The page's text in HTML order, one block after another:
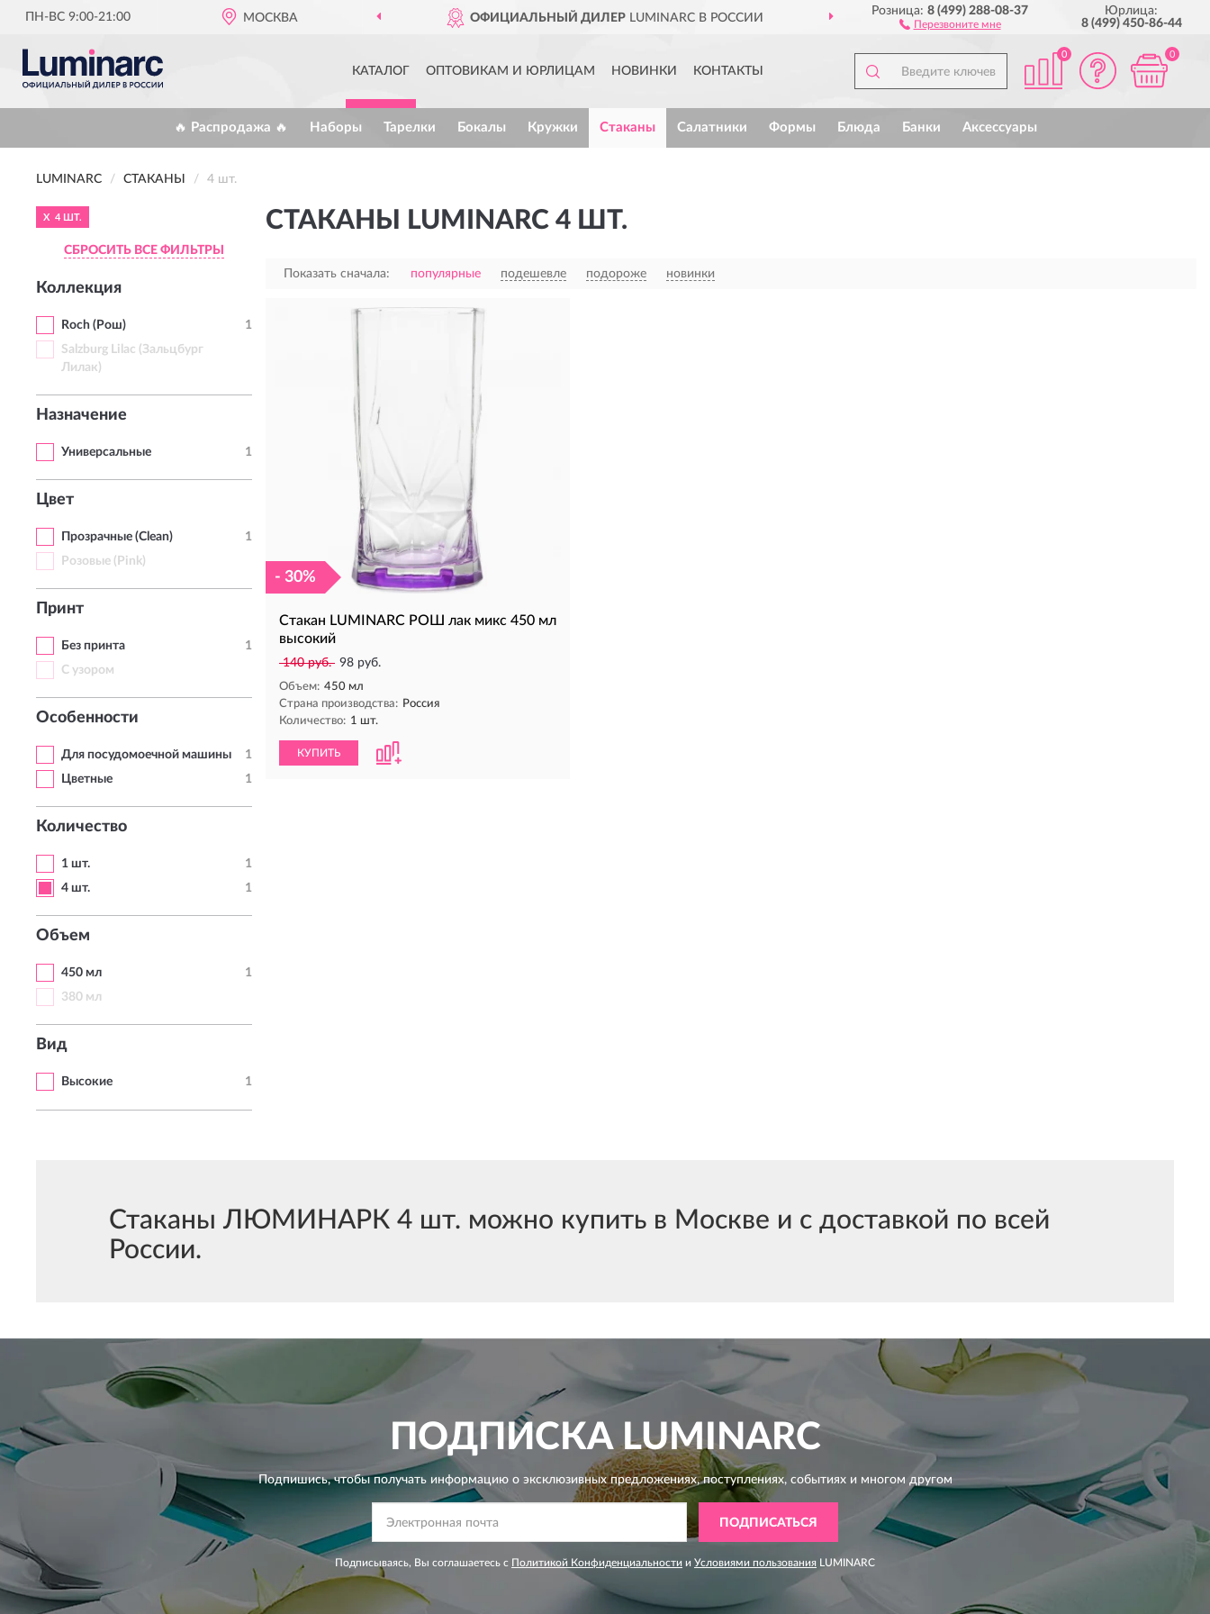
ПН-ВС 9:00-21:00 МОСКВА ОФИЦИАЛЬНЫЙ ДИЛЕРLUMINARC В РОССИИ ДОСТАВИМ ПО ВСЕЙ РОССИИ
Розница:8 (499) 288-08-37
Перезвоните мне
Юрлица:
8 (499) 450-86-44
КАТАЛОГ ОПТОВИКАМ И ЮРЛИЦАМ НОВИНКИ КОНТАКТЫ
0 0
🔥 Распродажа 🔥 Наборы Тарелки Бокалы Кружки Стаканы Салатники Формы Блюда Банки Аксессуары
LUMINARC СТАКАНЫ 4 шт.
X 4 ШТ.
СБРОСИТЬ ВСЕ ФИЛЬТРЫ
Коллекция
Roch (Рош)
1
Salzburg Lilac (Зальцбург
Лилак)
Назначение
Универсальные 1
Цвет
Прозрачные (Clean)
1
Розовые (Pink)
Принт
Без принта
1
С узором
Особенности
Для посудомоечной машины
1
Цветные
1
Количество
1 шт.
1
4 шт.
1
Объем
450 мл
1
380 мл
Вид
Высокие 1
СТАКАНЫ LUMINARC 4 ШТ.
Показать сначала: популярные подешевле подороже новинки
- 30%
Стакан LUMINARC РОШ лак микс 450 мл
высокий
140 руб. 98 руб.
Объем: 450 мл
Страна производства: Россия
Количество: 1 шт.
КУПИТЬ
Стаканы ЛЮМИНАРК 4 шт. можно купить в Москве и с доставкой по всей
России.
ПОДПИСКАLUMINARC
Подпишись, чтобы получать информацию о эксклюзивных предложениях,поступлениях, событиях и многом другом
ПОДПИСАТЬСЯ
Подписываясь, Вы соглашаетесь с Политикой Конфиденциальности и Условиями пользования LUMINARC